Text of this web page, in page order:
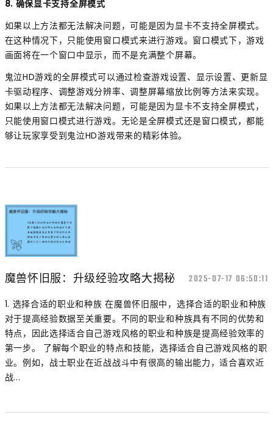
8. 确保显卡支持全屏模式
如果以上方法都无法解决问题，可能是因为显卡不支持全屏模式。
在这种情况下，只能使用窗口模式来进行游戏。窗口模式下，游戏
画面将在一个窗口中显示，而不是充满整个屏幕。
鬼泣HD游戏的全屏模式可以通过检查游戏设置、显示设置、更新显
卡驱动程序、调整游戏分辨率、调整屏幕缩放比例等方法来实现。
如果以上方法都无法解决问题，可能是因为显卡不支持全屏模式，
只能使用窗口模式进行游戏。无论是全屏模式还是窗口模式，都能
够让玩家享受到鬼泣HD游戏带来的精彩体验。
魔兽怀旧服：升级经验攻略大揭秘 2025-07-17 06:50:11
1. 选择合适的职业和种族 在魔兽怀旧服中，选择合适的职业和种族
对于提高经验数据至关重要。不同的职业和种族具有不同的优势和
特点，因此选择适合自己游戏风格的职业和种族是提高经验效率的
第一步。 了解每个职业的特点和技能，选择适合自己游戏风格的职
业。例如，战士职业在近战战斗中有很高的输出能力，适合喜欢近
战...